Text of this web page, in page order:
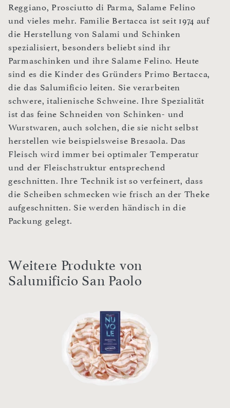
Reggiano, Prosciutto di Parma, Salame Felino
und vieles mehr. Familie Bertacca ist seit 1974 auf
die Herstellung von Salami und Schinken
spezialisiert, besonders beliebt sind ihr
Parmaschinken und ihre Salame Felino. Heute
sind es die Kinder des Gründers Primo Bertacca,
die das Salumificio leiten. Sie verarbeiten
schwere, italienische Schweine. Ihre Spezialität
ist das feine Schneiden von Schinken- und
Wurstwaren, auch solchen, die sie nicht selbst
herstellen wie beispielsweise Bresaola. Das
Fleisch wird immer bei optimaler Temperatur
und der Fleischstruktur entsprechend
geschnitten. Ihre Technik ist so verfeinert, dass
die Scheiben schmecken wie frisch an der Theke
aufgeschnitten. Sie werden händisch in die
Packung gelegt.
Weitere Produkte von
Salumificio San Paolo